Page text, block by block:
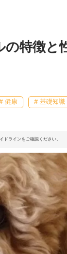
特徴と
健康 # 基礎知識
ラインをご確認ください。